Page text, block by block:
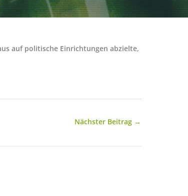
auf politische Einrichtungen abzielte,
Nächster Beitrag →